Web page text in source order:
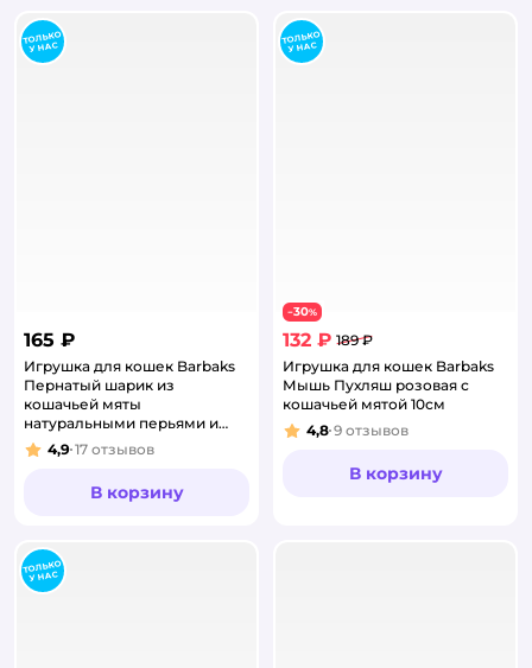
165 ₽
Игрушка для кошек Barbaks
Пернатый шарик из
кошачьей мяты
натуральными перьями и
палочками мататаби 9см
Рейтинг:
4,9 17 отзывов
В корзину
−30%
132 ₽ 189 ₽
Игрушка для кошек Barbaks
Мышь Пухляш розовая с
кошачьей мятой 10см
Рейтинг:
4,8 9 отзывов
В корзину